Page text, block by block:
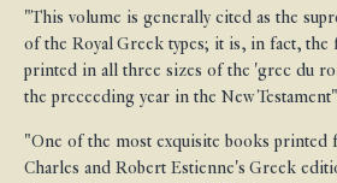
"This volume is generally cited as the
of the Royal Greek types; it is, in fact, the
printed in all three sizes of the 'grec du
the preceeding year in the New
"One of the most exquisite books printed
Charles and Robert Estienne's Greek